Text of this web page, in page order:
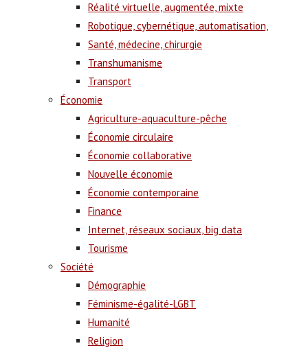
Réalité virtuelle, augmentée, mixte
Robotique, cybernétique, automatisation,
Santé, médecine, chirurgie
Transhumanisme
Transport
Économie
Agriculture-aquaculture-pêche
Économie circulaire
Économie collaborative
Nouvelle économie
Économie contemporaine
Finance
Internet, réseaux sociaux, big data
Tourisme
Société
Démographie
Féminisme-égalité-LGBT
Humanité
Religion